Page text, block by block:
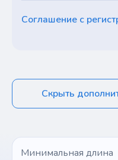
Соглашение с
Скрыть
Минимальная длина